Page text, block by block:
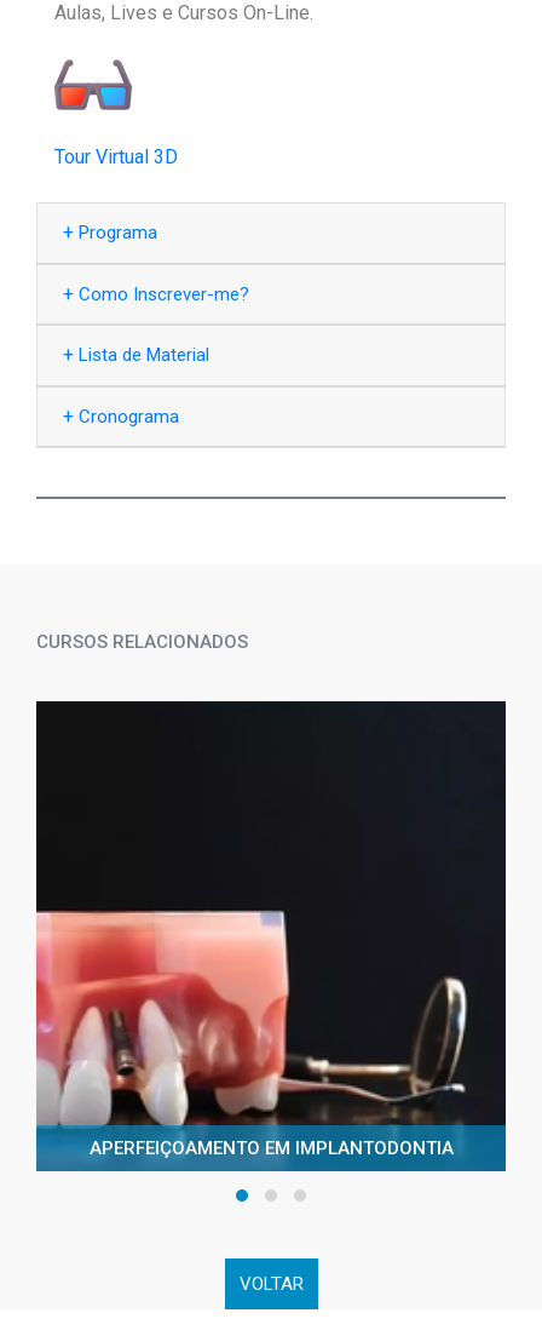
Aulas, Lives e Cursos On-Line.
Tour Virtual 3D
+ Programa
+ Como Inscrever-me?
+ Lista de Material
+ Cronograma
CURSOS RELACIONADOS
APERFEIÇOAMENTO EM IMPLANTODONTIA
VOLTAR